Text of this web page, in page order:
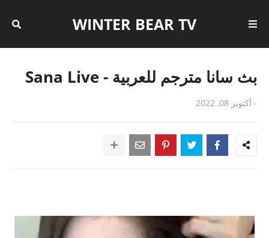
WINTER BEAR TV
بث سانا مترجم للعربية - Sana Live
- أكتوبر 08, 2022